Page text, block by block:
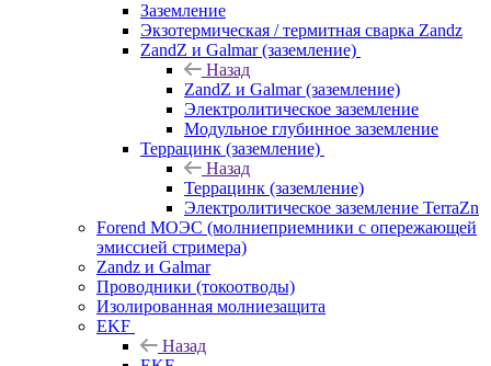
Заземление
Экзотермическая / термитная сварка Zandz
ZandZ и Galmar (заземление)
Назад
ZandZ и Galmar (заземление)
Электролитическое заземление
Модульное глубинное заземление
Террацинк (заземление)
Назад
Террацинк (заземление)
Электролитическое заземление TerraZn
Forend МОЭС (молниеприемники с опережающей
эмиссией стримера)
Zandz и Galmar
Проводники (токоотводы)
Изолированная молниезащита
EKF
Назад